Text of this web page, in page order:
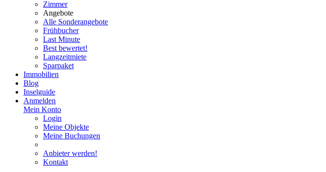
Zimmer
Angebote
Alle Sonderangebote
Frühbucher
Last Minute
Best bewertet!
Langzeitmiete
Sparpaket
Immobilien
Blog
Inselguide
Anmelden
Mein Konto
Login
Meine Objekte
Meine Buchungen
Anbieter werden!
Kontakt